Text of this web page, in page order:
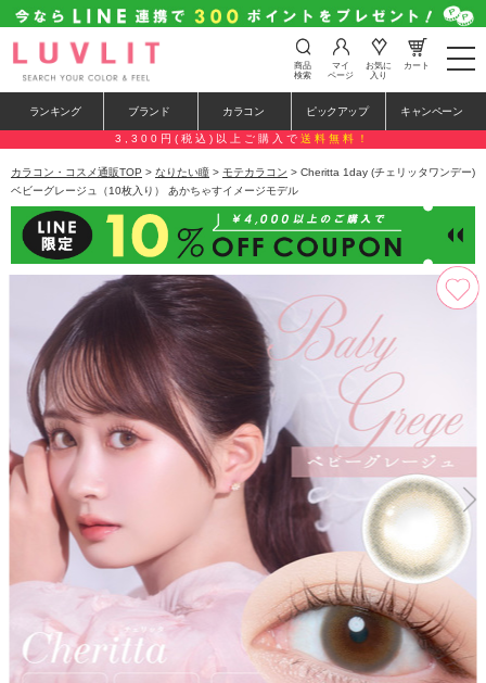
t
o
e
n
a
a
i
o
n
商品
検索
マイ
ページ
お気に
入り
カート
ランキング ブランド カラコン ピックアップ キャンペーン
3,300円(税込)以上ご購入で 送料無料！
カラコン・コスメ通販TOP > なりたい瞳 > モテカラコン > Cheritta 1day (チェリッタワンデー)
ベビーグレージュ（10枚入り） あかちゃすイメージモデル